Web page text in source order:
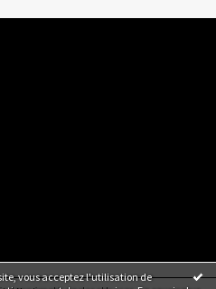
vous acceptez l'utilisation de